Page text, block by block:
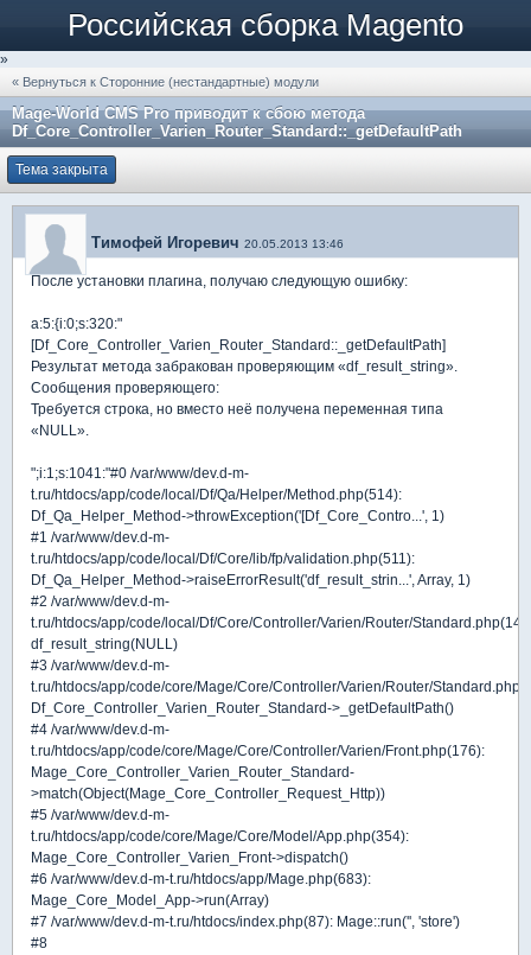
Российская сборка Magento
»
« Вернуться к Сторонние (нестандартные) модули
Mage-World CMS Pro приводит к сбою метода
Df_Core_Controller_Varien_Router_Standard::_getDefaultPath
Тема закрыта
Тимофей Игоревич 20.05.2013 13:46
После установки плагина, получаю следующую ошибку:
a:5:{i:0;s:320:"
[Df_Core_Controller_Varien_Router_Standard::_getDefaultPath]
Результат метода забракован проверяющим «df_result_string».
Сообщения проверяющего:
Требуется строка, но вместо неё получена переменная типа
«NULL».
";i:1;s:1041:"#0 /var/www/dev.d-m-
t.ru/htdocs/app/code/local/Df/Qa/Helper/Method.php(514):
Df_Qa_Helper_Method->throwException('[Df_Core_Contro...', 1)
#1 /var/www/dev.d-m-
t.ru/htdocs/app/code/local/Df/Core/lib/fp/validation.php(511):
Df_Qa_Helper_Method->raiseErrorResult('df_result_strin...', Array, 1)
#2 /var/www/dev.d-m-
t.ru/htdocs/app/code/local/Df/Core/Controller/Varien/Router/Standard.php(14):
df_result_string(NULL)
#3 /var/www/dev.d-m-
t.ru/htdocs/app/code/core/Mage/Core/Controller/Varien/Router/
Df_Core_Controller_Varien_Router_Standard->_getDefaultPath()
#4 /var/www/dev.d-m-
t.ru/htdocs/app/code/core/Mage/Core/Controller/Varien/Front.php(176):
Mage_Core_Controller_Varien_Router_Standard-
>match(Object(Mage_Core_Controller_Request_Http))
#5 /var/www/dev.d-m-
t.ru/htdocs/app/code/core/Mage/Core/Model/App.php(354):
Mage_Core_Controller_Varien_Front->dispatch()
#6 /var/www/dev.d-m-t.ru/htdocs/app/Mage.php(683):
Mage_Core_Model_App->run(Array)
#7 /var/www/dev.d-m-t.ru/htdocs/index.php(87): Mage::run('', 'store')
#8